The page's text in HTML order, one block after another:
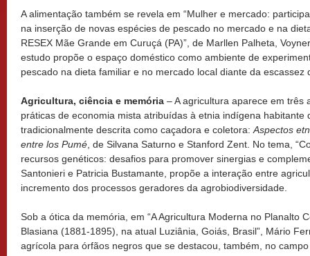
A alimentação também se revela em “Mulher e mercado:
na inserção de novas espécies de pescado no mercado e na
RESEX Mãe Grande em Curuçá (PA)”, de Marllen Palheta,
estudo propõe o espaço doméstico como ambiente de
pescado na dieta familiar e no mercado local diante da escassez
Agricultura, ciência e memória – A agricultura aparece em três
práticas de economia mista atribuídas à etnia indígena habitante
tradicionalmente descrita como caçadora e coletora: Aspectos
entre los Pumé , de Silvana Saturno e Stanford Zent. No tema,
recursos genéticos: desafios para promover sinergias e
Santonieri e Patricia Bustamante, propõe a interação entre
incremento dos processos geradores da agrobiodiversidade.
Sob a ótica da memória, em “A Agricultura Moderna no Planalto
Blasiana (1881-1895), na atual Luziânia, Goiás, Brasil”, Mário
agrícola para órfãos negros que se destacou, também, no